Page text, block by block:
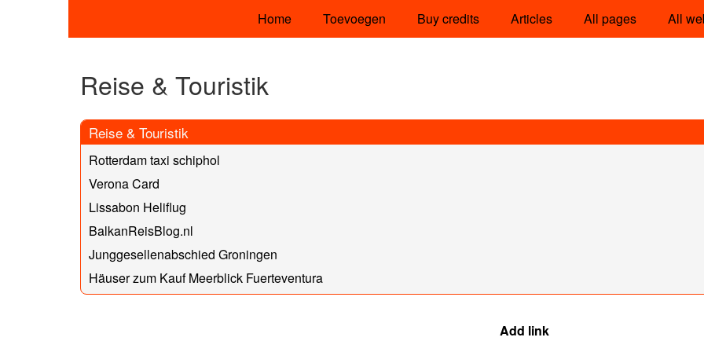
Home Toevoegen Buy credits Articles All pages All
Reise & Touristik
Reise & Touristik
Rotterdam taxi schiphol
Verona Card
Lissabon Heliflug
BalkanReisBlog.nl
Junggesellenabschied Groningen
Häuser zum Kauf Meerblick Fuerteventura
Add link